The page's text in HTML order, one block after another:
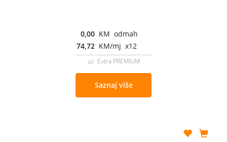
0,00 KM odmah
74,72 KM/mj x12
uz Extra PREMIUM
Saznaj više